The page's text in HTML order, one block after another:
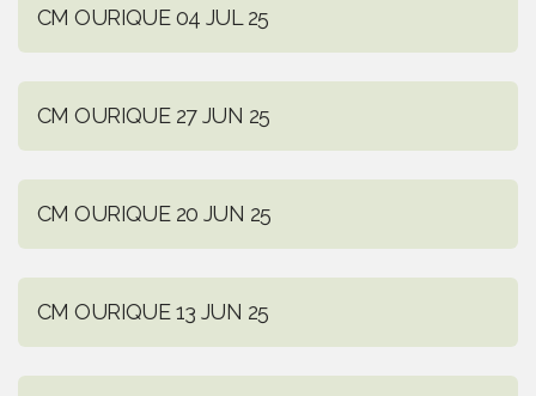
CM OURIQUE 04 JUL 25
CM OURIQUE 27 JUN 25
CM OURIQUE 20 JUN 25
CM OURIQUE 13 JUN 25